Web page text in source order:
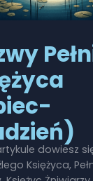
dowiesz
Księżyca,